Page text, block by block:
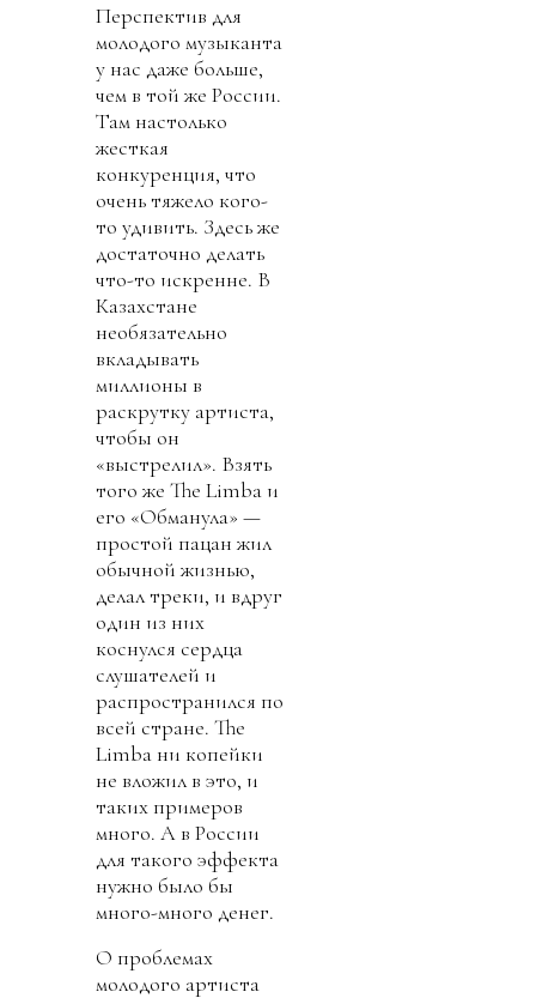
Перспектив для
молодого музыканта
у нас даже больше,
чем в той же России.
Там настолько
жесткая
конкуренция, что
очень тяжело кого-
то удивить. Здесь же
достаточно делать
что-то искренне. В
Казахстане
необязательно
вкладывать
миллионы в
раскрутку артиста,
чтобы он
«выстрелил». Взять
того же The Limba и
его «Обманула» —
простой пацан жил
обычной жизнью,
делал треки, и вдруг
один из них
коснулся сердца
слушателей и
распространился по
всей стране. The
Limba ни копейки
не вложил в это, и
таких примеров
много. А в России
для такого эффекта
нужно было бы
много-много денег.
О проблемах
молодого артиста